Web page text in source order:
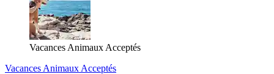
Vacances Animaux Acceptés
Vacances Animaux Acceptés